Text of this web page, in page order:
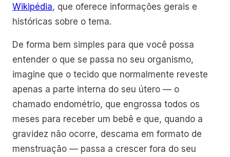
Wikipédia, que oferece informações gerais e
históricas sobre o tema.
De forma bem simples para que você possa
entender o que se passa no seu organismo,
imagine que o tecido que normalmente reveste
apenas a parte interna do seu útero — o
chamado endométrio, que engrossa todos os
meses para receber um bebê e que, quando a
gravidez não ocorre, descama em formato de
menstruação — passa a crescer fora do seu